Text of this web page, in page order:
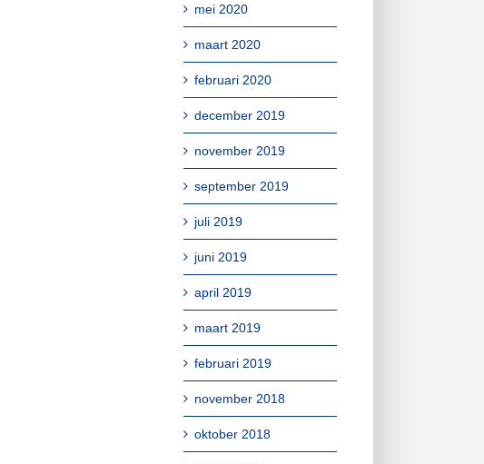
mei 2020
maart 2020
februari 2020
december 2019
november 2019
september 2019
juli 2019
juni 2019
april 2019
maart 2019
februari 2019
november 2018
oktober 2018